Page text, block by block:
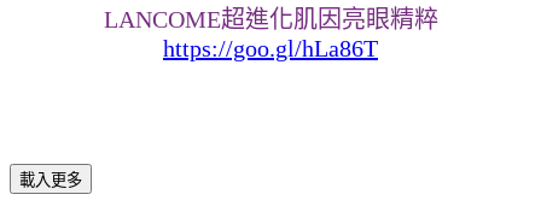
LANCOME超進化肌因亮眼精粹
https://goo.gl/hLa86T
載入更多